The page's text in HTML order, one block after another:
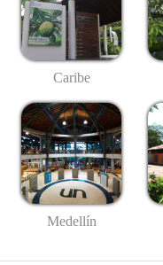
Caribe
Medellín